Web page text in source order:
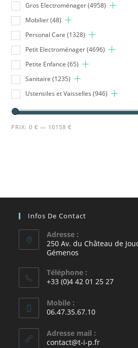
Gros Electroménager (4958)
Mobilier (48)
Personal Care (1328)
Petit Electroménager (4696)
Petite Enfance (65)
Sanitaire (1235)
Ustensiles et Vaisselles (946)
PRIX:0 € — 10158 €
Infos De Contact
Adresse :
250 Av. du Château de
Gémenos
Téléphone :
+33 (0)4 42 01 25 27
Mobile :
06.47.35.67.10
Adresse mail :
contact@t-i-p.fr